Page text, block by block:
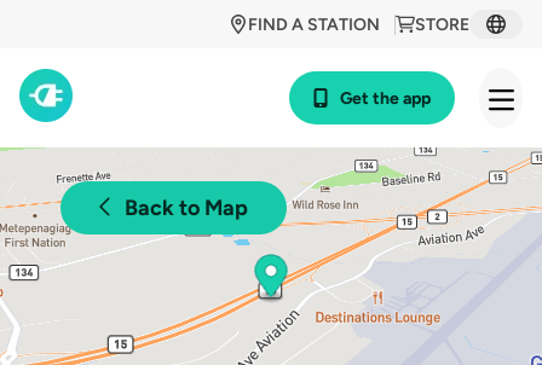
STORE
FIND A STATION
Get the app
Back to Map